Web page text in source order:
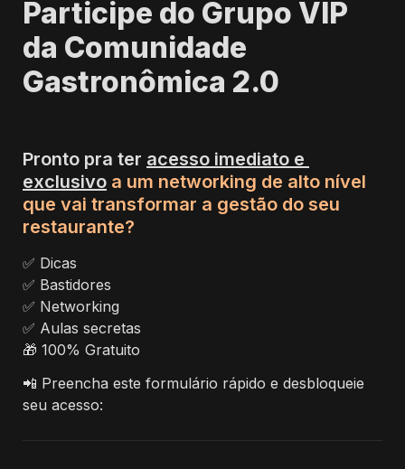
Participe do Grupo VIP
da Comunidade
Gastronômica 2.0
Pronto pra ter acesso imediato e
exclusivo a um networking de alto nível
que vai transformar a gestão do seu
restaurante?
✅ Dicas
✅ Bastidores
✅ Networking
✅ Aulas secretas
🎁 100% Gratuito
📲 Preencha este formulário rápido e desbloqueie
seu acesso: